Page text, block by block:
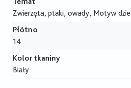
Zwierzęta, ptaki, owady, Motyw
Płótno
14
Kolor tkaniny
Biały